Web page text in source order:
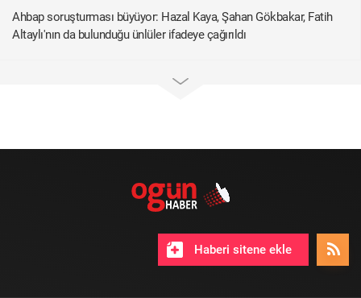
Ahbap soruşturması büyüyor: Hazal Kaya, Şahan Gökbakar, Fatih
Altaylı'nın da bulunduğu ünlüler ifadeye çağırıldı
Haberi sitene ekle